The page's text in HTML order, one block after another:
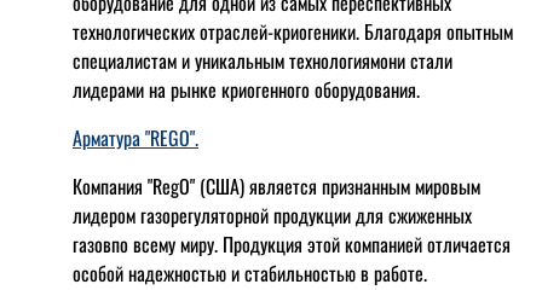
технологических отраслей-криогеники. Благодаря опытным
специалистам и уникальным технологиямони стали
лидерами на рынке криогенного оборудования.
Арматура "REGO".
Компания "RegO" (США) является признанным мировым
лидером газорегуляторной продукции для сжиженных
газовпо всему миру. Продукция этой компанией отличается
особой надежностью и стабильностью в работе.